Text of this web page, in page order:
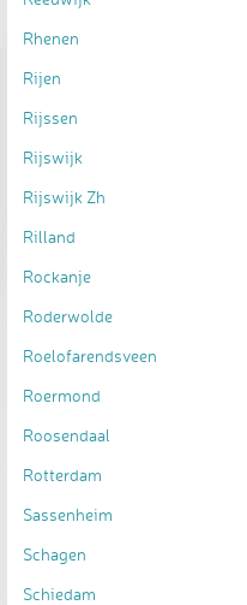
Rhenen
Rijen
Rijssen
Rijswijk
Rijswijk Zh
Rilland
Rockanje
Roderwolde
Roelofarendsveen
Roermond
Roosendaal
Rotterdam
Sassenheim
Schagen
Schiedam